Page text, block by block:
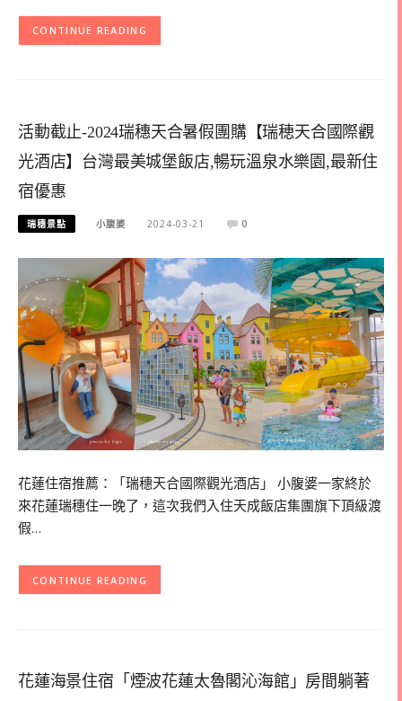
CONTINUE READING
活動截止-2024瑞穗天合暑假團購【瑞穂天合國際觀
光酒店】台灣最美城堡飯店,暢玩溫泉水樂園,最新住
宿優惠
瑞穗景點 小腹婆 2024-03-21 0
花蓮住宿推薦：「瑞穗天合國際觀光酒店」 小腹婆一家終於
來花蓮瑞穗住一晚了，這次我們入住天成飯店集團旗下頂級渡
假…
CONTINUE READING
花蓮海景住宿「煙波花蓮太魯閣沁海館」房間躺著